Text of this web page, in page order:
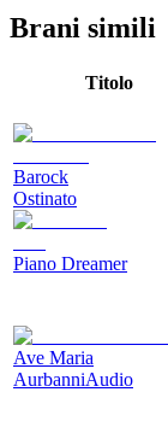
Brani simili
Titolo
Barock
Ostinato
Piano Dreamer
Ave Maria
AurbanniAudio